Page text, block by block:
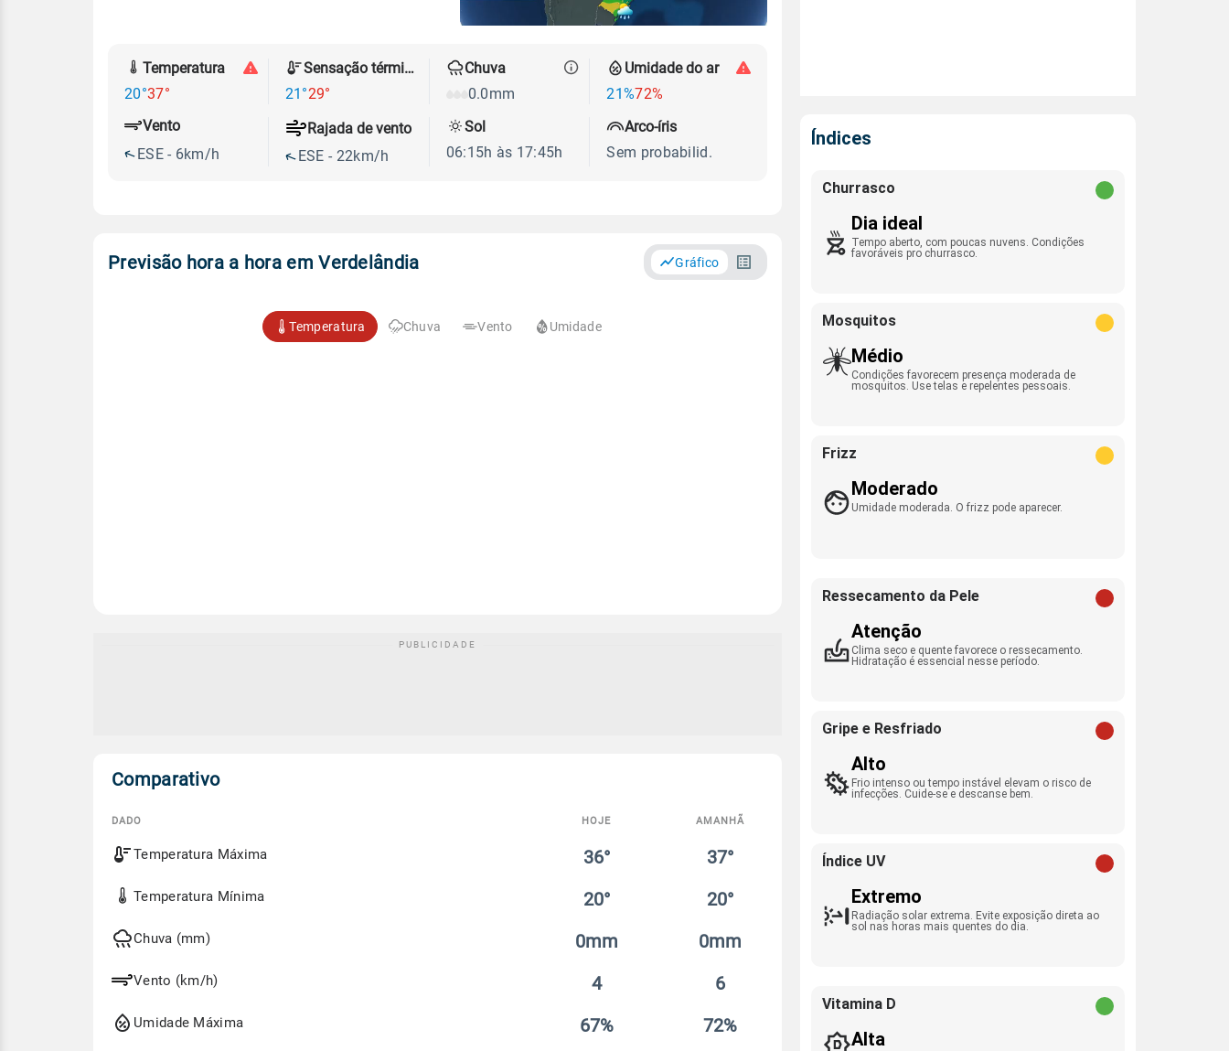
Temperatura
20°37°
Sensação térmica
21°29°
Chuva
0.0mm
Umidade do ar
21%72%
Vento
ESE - 6km/h
Rajada de vento
ESE - 22km/h
Sol
06:15h às 17:45h
Arco-íris
Sem probabilid.
Previsão hora a hora em Verdelândia Gráfico
Temperatura Chuva Vento Umidade
Comparativo
Comparativo
entre
previsão
amanhã
DADO HOJE AMANHÃ
Temperatura Máxima 36° 37°
Temperatura Mínima 20° 20°
Chuva (mm) 0mm 0mm
Vento (km/h) 4 6
Umidade Máxima 67% 72%
Índices
Churrasco
Dia ideal
Tempo aberto, com poucas nuvens. Condições
favoráveis pro churrasco.
Mosquitos
Médio
Condições favorecem presença moderada de
mosquitos. Use telas e repelentes pessoais.
Frizz
Moderado
Umidade moderada. O frizz pode aparecer.
Ressecamento da Pele
Atenção
Clima seco e quente favorece o ressecamento.
Hidratação é essencial nesse período.
Gripe e Resfriado
Alto
Frio intenso ou tempo instável elevam o risco de
infecções. Cuide-se e descanse bem.
Índice UV
Extremo
Radiação solar extrema. Evite exposição direta ao
sol nas horas mais quentes do dia.
Vitamina D
Alta